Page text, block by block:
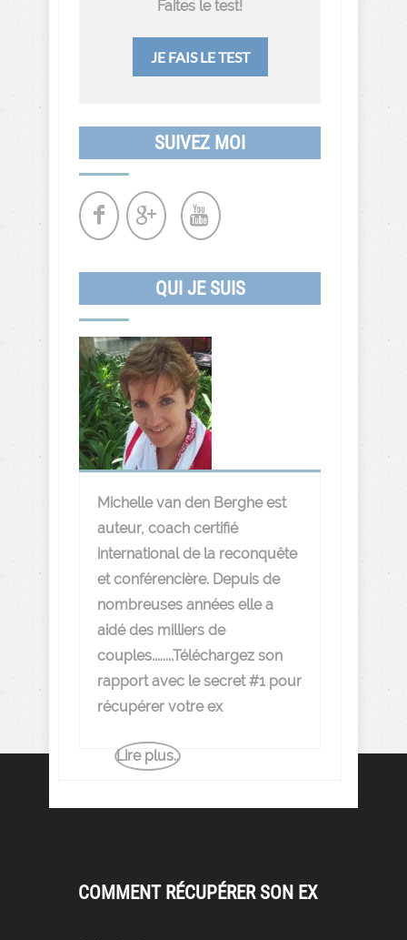
Faites le test!
JE FAIS LE TEST
SUIVEZ MOI
QUI JE SUIS
Michelle van den Berghe est
auteur, coach certifié
international de la reconquête
et conférencière. Depuis de
nombreuses années elle a
aidé des milliers de
couples........Téléchargez son
rapport avec le secret #1 pour
récupérer votre ex
Lire plus..
COMMENT RÉCUPÉRER SON EX